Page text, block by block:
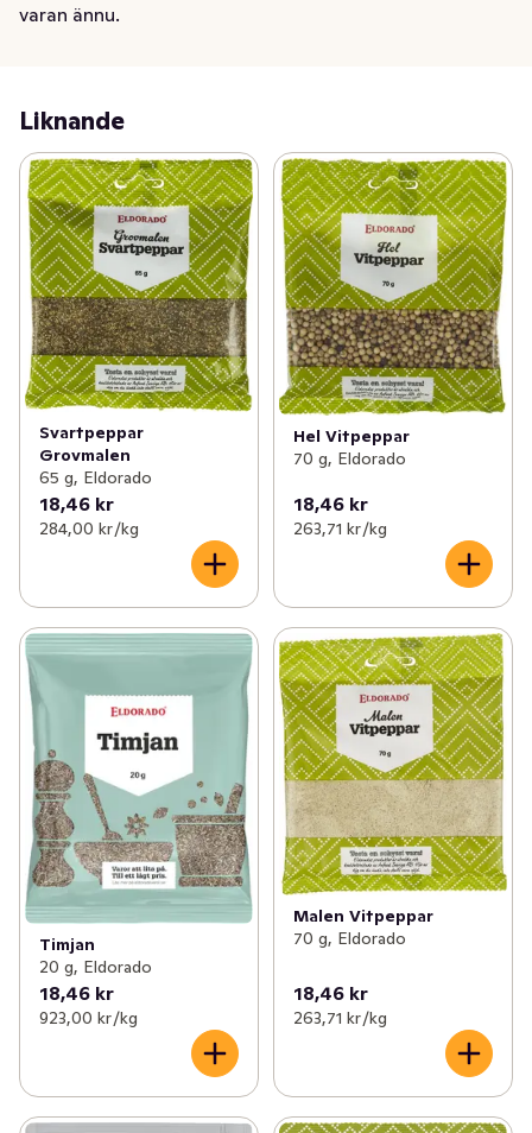
varan ännu.
Liknande
Svartpeppar
Grovmalen
65 g, Eldorado
18,46 kr
284,00 kr /kg
Hel Vitpeppar
70 g, Eldorado
18,46 kr
263,71 kr /kg
Timjan
20 g, Eldorado
18,46 kr
923,00 kr /kg
Malen Vitpeppar
70 g, Eldorado
18,46 kr
263,71 kr /kg